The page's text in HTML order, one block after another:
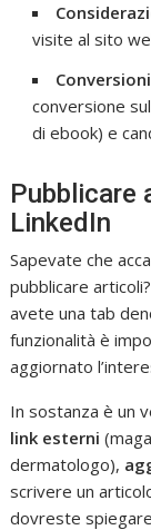
visite al sito
conversione
di ebook) e
Pubblicare
LinkedIn
Sapevate che
pubblicare
avete una tab
funzionalità è
aggiornato
In sostanza è un
link esterni
dermatologo),
scrivere un
dovreste